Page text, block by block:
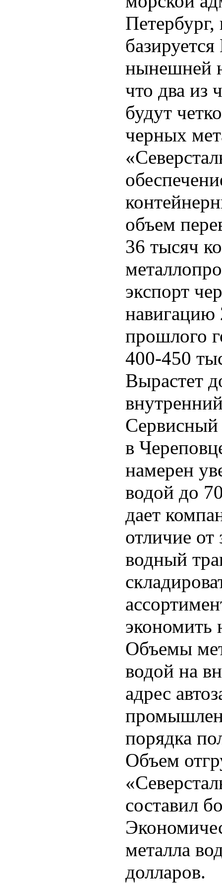
Петербург,
нынешней
что два из
будут
черных
объем
36 тысяч
экспорт
навигацию
прошлого
400-450
Вырастет
Сервисный
в
намерен
водой до
дает
отличие от
водный
экономить
Объемы
водой на
адрес
порядка
Объем
составил
металла
долларов.